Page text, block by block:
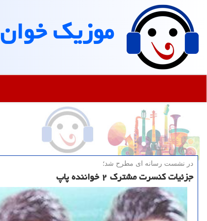
موزیك خوان
در نشست رسانه ای مطرح شد؛
جزئیات کنسرت مشترک ۲ خواننده پاپ